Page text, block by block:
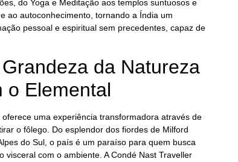
do Yoga e Meditação aos templos suntuosos e
ao autoconhecimento, tornando a Índia um
pessoal e espiritual sem precedentes, capaz de
da Natureza
o Elemental
uma experiência transformadora através de
o fôlego. Do esplendor dos fiordes de Milford
do Sul, o país é um paraíso para quem busca
visceral com o ambiente. A Condé Nast Traveller